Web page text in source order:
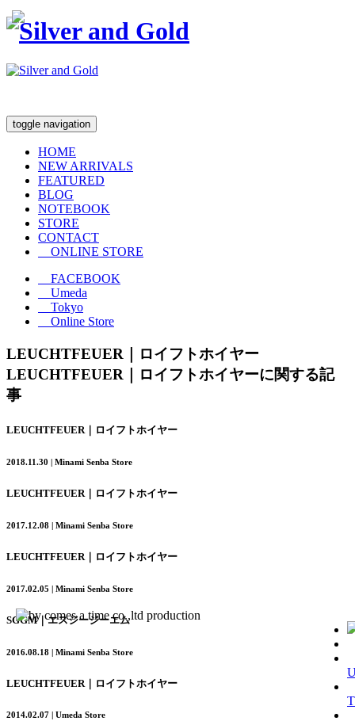
T
toggle navigation
HOME
NEW ARRIVALS
FEATURED
BLOG
NOTEBOOK
STORE
CONTACT
ONLINE STORE
FACEBOOK
Umeda
Tokyo
Online Store
LEUCHTFEUER｜ロイフトホイヤー
LEUCHTFEUER｜ロイフトホイヤーに関する記
事
LEUCHTFEUER｜ロイフトホイヤー
2018.11.30 | Minami Senba Store
LEUCHTFEUER｜ロイフトホイヤー
2017.12.08 | Minami Senba Store
LEUCHTFEUER｜ロイフトホイヤー
2017.02.05 | Minami Senba Store
SGGM｜エスジージーエム
2016.08.18 | Minami Senba Store
LEUCHTFEUER｜ロイフトホイヤー
2014.02.07 | Umeda Store